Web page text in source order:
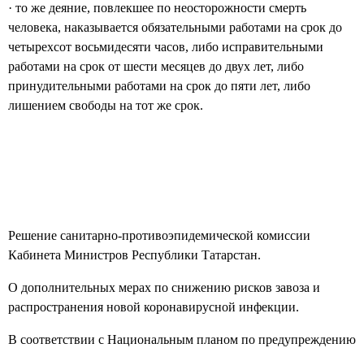
· то же деяние, повлекшее по неосторожности смерть
человека, наказывается обязательными работами на срок до
четырехсот восьмидесяти часов, либо исправительными
работами на срок от шести месяцев до двух лет, либо
принудительными работами на срок до пяти лет, либо
лишением свободы на тот же срок.
Решение санитарно-противоэпидемической комиссии
Кабинета Министров Республики Татарстан.
О дополнительных мерах по снижению рисков завоза и
распространения новой коронавирусной инфекции.
В соответствии с Национальным планом по предупреждению